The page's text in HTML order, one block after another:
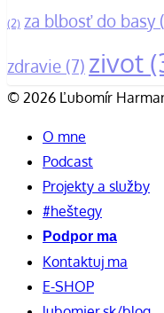
(2) za blbosť do basy
zdravie (7) zivot
© 2026 Ľubomír
O mne
Podcast
Projekty a služby
#heštegy
Podpor ma
Kontaktuj ma
E-SHOP